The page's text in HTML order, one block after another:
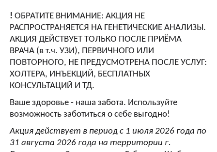
! ОБРАТИТЕ ВНИМАНИЕ: АКЦИЯ НЕ
РАСПРОСТРАНЯЕТСЯ НА ГЕНЕТИЧЕСКИЕ АНАЛИЗЫ.
АКЦИЯ ДЕЙСТВУЕТ ТОЛЬКО ПОСЛЕ ПРИЁМА
ВРАЧА (в т.ч. УЗИ), ПЕРВИЧНОГО ИЛИ
ПОВТОРНОГО, НЕ ПРЕДУСМОТРЕНА ПОСЛЕ УСЛУГ:
ХОЛТЕРА, ИНЪЕКЦИЙ, БЕСПЛАТНЫХ
КОНСУЛЬТАЦИЙ И ТД.
Ваше здоровье - наша забота. Используйте
возможность заботиться о себе выгодно!
Акция действует в период с 1 июля 2026 года по
31 августа 2026 года на территории г.